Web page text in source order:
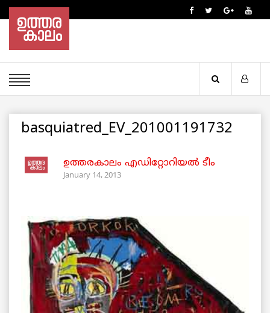
basquiatred_EV_201001191732
ഉത്തരകാലം എഡിറ്റോറിയല്‍ ടീം
January 14, 2013